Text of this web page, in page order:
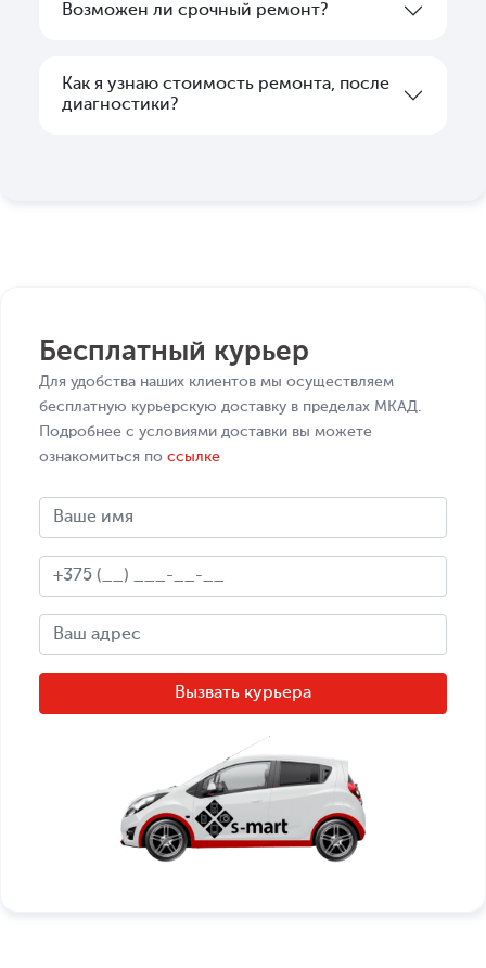
Возможен ли срочный ремонт?
Как я узнаю стоимость ремонта, после
диагностики?
Бесплатный курьер
Для удобства наших клиентов мы осуществляем
бесплатную курьерскую доставку в пределах МКАД.
Подробнее с условиями доставки вы можете
ознакомиться по ссылке